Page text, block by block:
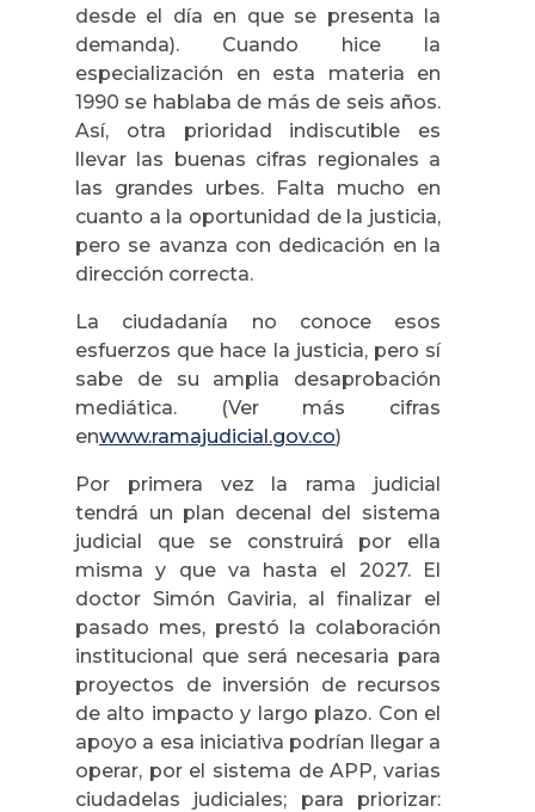
desde el día en que se presenta la
demanda). Cuando hice la
especialización en esta materia en
1990 se hablaba de más de seis años.
Así, otra prioridad indiscutible es
llevar las buenas cifras regionales a
las grandes urbes. Falta mucho en
cuanto a la oportunidad de la justicia,
pero se avanza con dedicación en la
dirección correcta.
La ciudadanía no conoce esos
esfuerzos que hace la justicia, pero sí
sabe de su amplia desaprobación
mediática. (Ver más cifras
enwww.ramajudicial.gov.co)
Por primera vez la rama judicial
tendrá un plan decenal del sistema
judicial que se construirá por ella
misma y que va hasta el 2027. El
doctor Simón Gaviria, al finalizar el
pasado mes, prestó la colaboración
institucional que será necesaria para
proyectos de inversión de recursos
de alto impacto y largo plazo. Con el
apoyo a esa iniciativa podrían llegar a
operar, por el sistema de APP, varias
ciudadelas judiciales; para priorizar: